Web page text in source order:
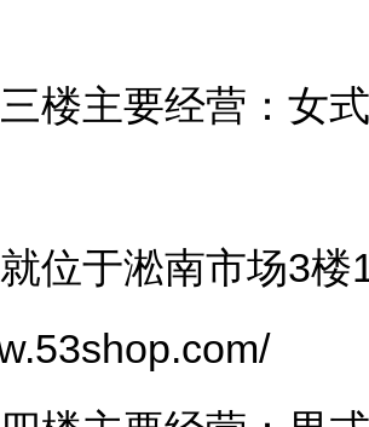
楼主要经营：女
位于淞南市场3楼